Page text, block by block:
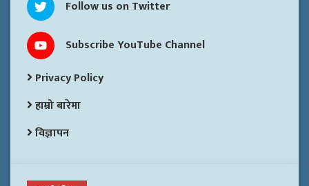
Follow us on Twitter
Subscribe YouTube Channel
Privacy Policy
हाम्रो बारेमा
विज्ञापन